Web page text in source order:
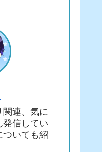
関連、気に
発信してい
ついても紹